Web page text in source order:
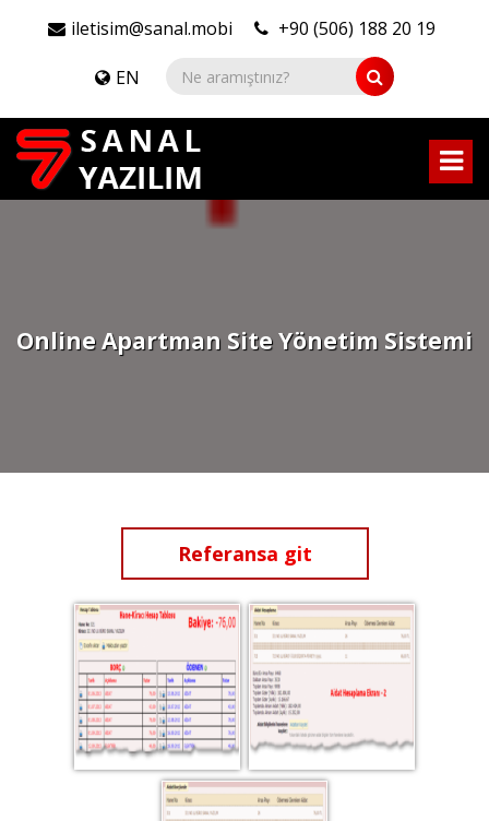
iletisim@sanal.mobi +90 (506) 188 20 19
EN
Online Apartman Site Yönetim Sistemi
Referansa git